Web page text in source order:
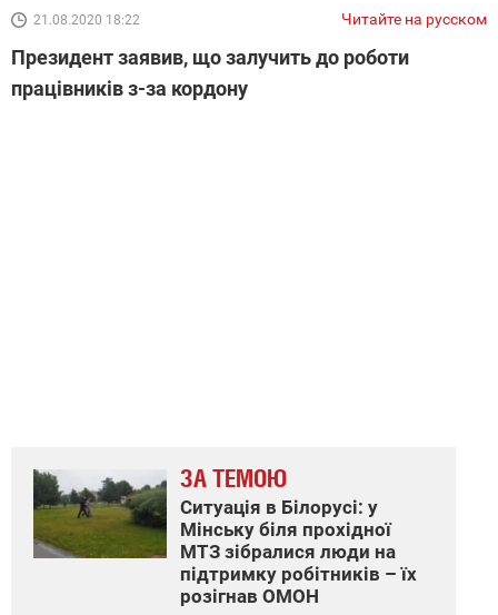
21.08.2020 18:22 Читайте на русском
Президент заявив, що залучить до роботи
працівників з-за кордону
ЗА ТЕМОЮ
Ситуація в Білорусі: у
Мінську біля прохідної
МТЗ зібралися люди на
підтримку робітників – їх
розігнав ОМОН